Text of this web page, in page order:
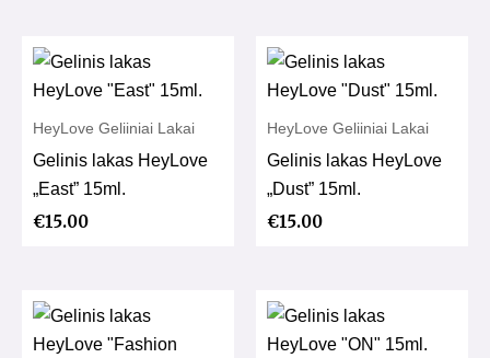
HeyLove Geliiniai Lakai
Gelinis lakas HeyLove
„East” 15ml.
€15.00
HeyLove Geliiniai Lakai
Gelinis lakas HeyLove
„Dust” 15ml.
€15.00